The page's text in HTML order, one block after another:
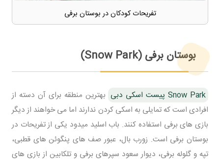
تفریحات کودکان در بوستان برفی
بوستان برفی (Snow Park)
Snow Park پیست اسکی دبی
بهترین منطقه برای آن دسته از
افرادی است که تمایلی به اسکی کردن ندارند اما می خواهند از دیگر
بازی های برفی استفاده کنند. باب اسلید میدود یکی از تفریحات در
بوستان برفی است. زورب بال، عبور صف های پنگوئن های قطبی،
تپه و گلوله برفی، دیوار سعود سپرهای برفی و تلکابین از بازی های